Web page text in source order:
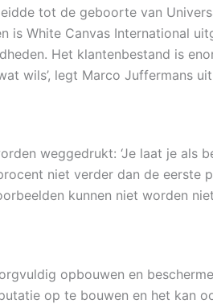
tot de geboorte van
is White Canvas International
Het klantenbestand is
wils’, legt Marco Juffermans
weggedrukt: ‘Je laat je als
niet verder dan de eerste
kunnen niet worden
opbouwen en
op te bouwen en het kan